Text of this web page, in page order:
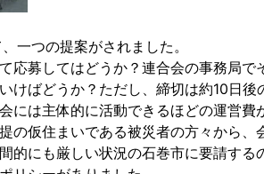
一つの提案がされました。
応募してはどうか？連合会の事務局で
けばどうか？ただし、締切は約10日後
には主体的に活動できるほどの運営費
の仮住まいである被災者の方々から、
的にも厳しい状況の石巻市に要請する